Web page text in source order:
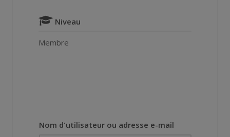
Niveau
Membre
Nom d'utilisateur ou adresse e-mail